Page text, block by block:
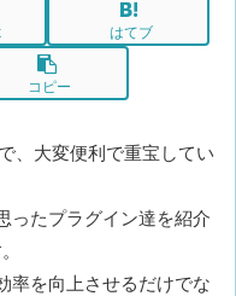
はてブ
コピー
、大変便利で重宝してい
ったプラグイン達を紹介
率を向上させるだけでな